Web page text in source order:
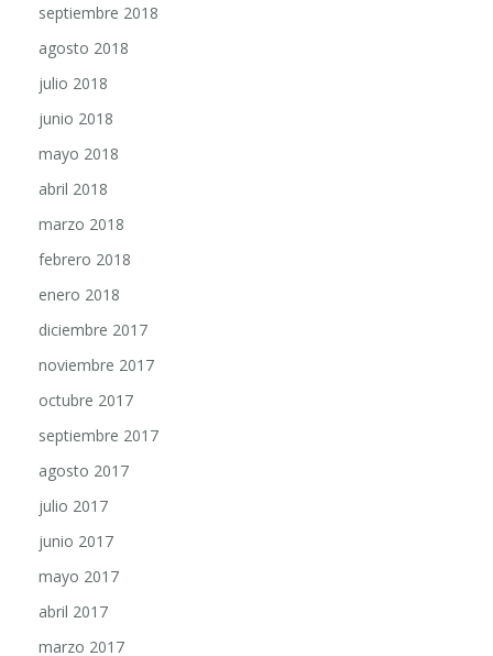
agosto 2018
julio 2018
junio 2018
mayo 2018
abril 2018
marzo 2018
febrero 2018
enero 2018
diciembre 2017
noviembre 2017
octubre 2017
septiembre 2017
agosto 2017
julio 2017
junio 2017
mayo 2017
abril 2017
marzo 2017